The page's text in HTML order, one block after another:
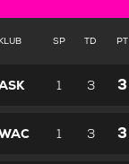
KLUB SP TD PT
1 3 3
1 3 3